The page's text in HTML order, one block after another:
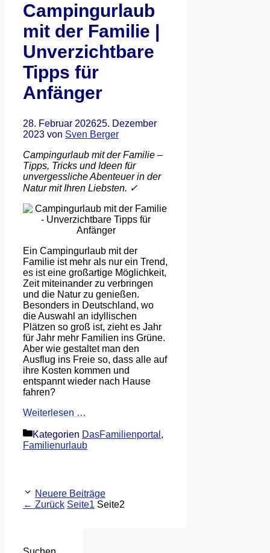
Campingurlaub
mit der Familie |
Unverzichtbare
Tipps für
Anfänger
28. Februar 202625. Dezember
2023 von Sven Berger
Campingurlaub mit der Familie –
Tipps, Tricks und Ideen für
unvergessliche Abenteuer in der
Natur mit Ihren Liebsten. ✓
Ein Campingurlaub mit der
Familie ist mehr als nur ein Trend,
es ist eine großartige Möglichkeit,
Zeit miteinander zu verbringen
und die Natur zu genießen.
Besonders in Deutschland, wo
die Auswahl an idyllischen
Plätzen so groß ist, zieht es Jahr
für Jahr mehr Familien ins Grüne.
Aber wie gestaltet man den
Ausflug ins Freie so, dass alle auf
ihre Kosten kommen und
entspannt wieder nach Hause
fahren?
Weiterlesen …
Kategorien DasFamilienportal ,
Familienurlaub
Neuere Beiträge
← Zurück Seite1 Seite2